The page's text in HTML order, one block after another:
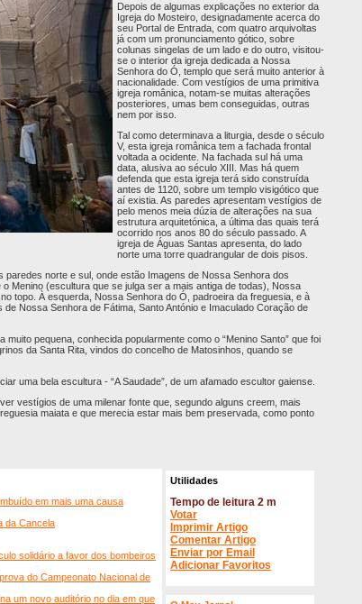
Depois de algumas explicações no exterior da
Igreja do Mosteiro, designadamente acerca do
seu Portal de Entrada, com quatro arquivoltas
já com um pronunciamento gótico, sobre
colunas singelas de um lado e do outro, visitou-
se o interior da igreja dedicada a Nossa
Senhora do Ó, templo que será muito anterior à
nacionalidade. Com vestígios de uma primitiva
igreja românica, notam-se muitas alterações
posteriores, umas bem conseguidas, outras
nem por isso.
Tal como determinava a liturgia, desde o século
V, esta igreja românica tem a fachada frontal
voltada a ocidente. Na fachada sul há uma
data, alusiva ao século XIII. Mas há quem
defenda que esta igreja terá sido construída
antes de 1120, sobre um templo visigótico que
aí existia. As paredes apresentam vestígios de
pelo menos meia dúzia de alterações na sua
estrutura arquitetónica, a última das quais terá
ocorrido nos anos 80 do século passado. A
igreja de Águas Santas apresenta, do lado
norte uma torre quadrangular de dois pisos.
norte e sul, onde estão Imagens de Nossa Senhora dos
Menino (escultura que se julga ser a mais antiga de todas), Nossa
topo. À esquerda, Nossa Senhora do Ó, padroeira da freguesia, e à
Nossa Senhora de Fátima, Santo António e Imaculado Coração de
pequena, conhecida popularmente como o “Menino Santo” que foi
da Santa Rita, vindos do concelho de Matosinhos, quando se
uma bela escultura - “A Saudade”, de um afamado escultor gaiense.
vestígios de uma milenar fonte que, segundo alguns creem, mais
maiata e que merecia estar mais bem preservada, como ponto
em mais uma causa
da Cancela
solidário a favor dos bombeiros
do Campeonato Nacional de
um novo auditório no dia em que
Utilidades
Tempo de leitura 2 m
Votar
Imprimir Artigo
Comentar Artigo
Enviar por Email
Adicionar Favoritos